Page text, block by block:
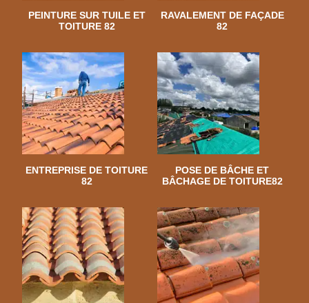
PEINTURE SUR TUILE ET
TOITURE 82
RAVALEMENT DE FAÇADE
82
ENTREPRISE DE TOITURE
82
POSE DE BÂCHE ET
BÂCHAGE DE TOITURE82